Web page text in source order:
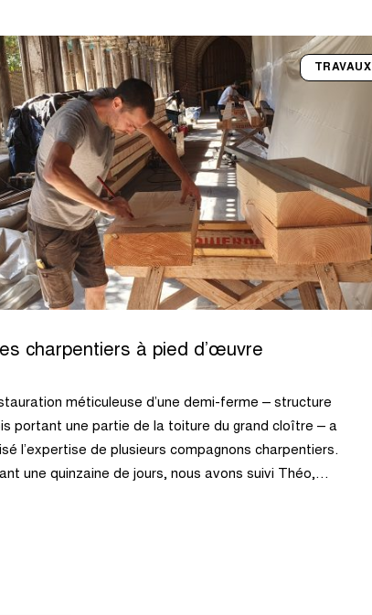
TRAVAUX
charpentiers à pied d’œuvre
méticuleuse d’une demi-ferme – structure
portant une partie de la toiture du grand cloître – a
l’expertise de plusieurs compagnons charpentiers.
une quinzaine de jours, nous avons suivi Théo,…